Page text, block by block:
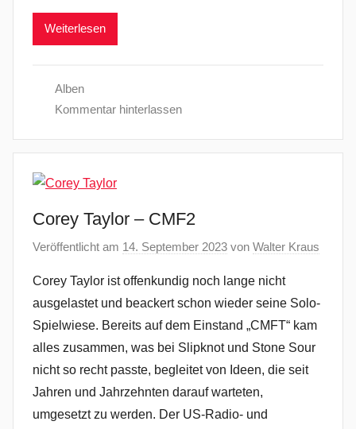
Weiterlesen
Alben
Kommentar hinterlassen
Corey Taylor – CMF2
Veröffentlicht am 14. September 2023 von Walter Kraus
Corey Taylor ist offenkundig noch lange nicht
ausgelastet und beackert schon wieder seine Solo-
Spielwiese. Bereits auf dem Einstand „CMFT“ kam
alles zusammen, was bei Slipknot und Stone Sour
nicht so recht passte, begleitet von Ideen, die seit
Jahren und Jahrzehnten darauf warteten,
umgesetzt zu werden. Der US-Radio- und